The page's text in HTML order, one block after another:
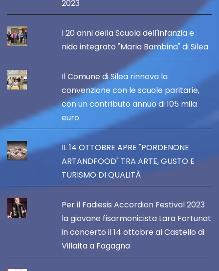
2023
I 20 anni della Scuola dell'infanzia e
nido integrato "Maria Bambina" di Silea
Il Comune di Silea rinnova la
convenzione con le scuole paritarie,
con un contributo annuo di 105 mila
euro
IL 14 OTTOBRE APRE "PORDENONE
ARTANDFOOD" TRA ARTE, GUSTO E
TURISMO DI QUALITÀ
Per il Fadiesis Accordion Festival 2023
la giovane fisarmonicista Lara Fortunat
in concerto il 14 ottobre al Castello di
Villalta a Fagagna